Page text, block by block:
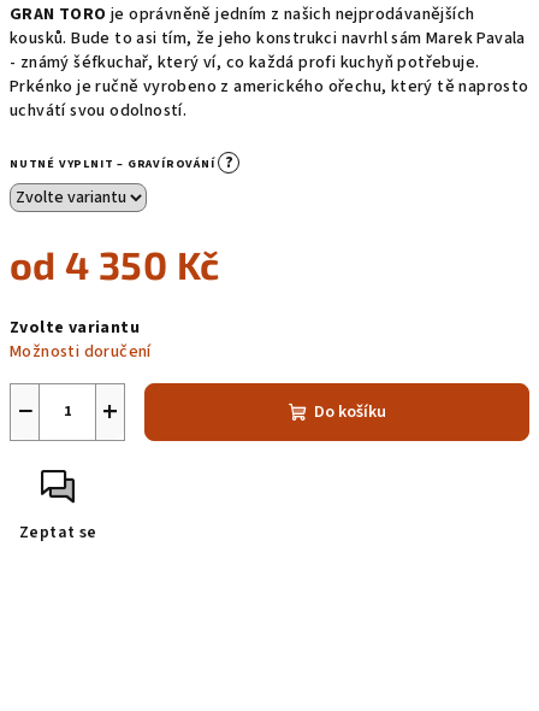
GRAN TORO je oprávněně jedním z našich nejprodávanějších
kousků. Bude to asi tím, že jeho konstrukci navrhl sám Marek Pavala
- známý šéfkuchař, který ví, co každá profi kuchyň potřebuje.
Prkénko je ručně vyrobeno z amerického ořechu, který tě naprosto
uchvátí svou odolností.
NUTNÉ VYPLNIT – GRAVÍROVÁNÍ ?
od4 350 Kč
cena:
Zvolte variantu
Možnosti doručení
+
− Do košíku
Zeptat se